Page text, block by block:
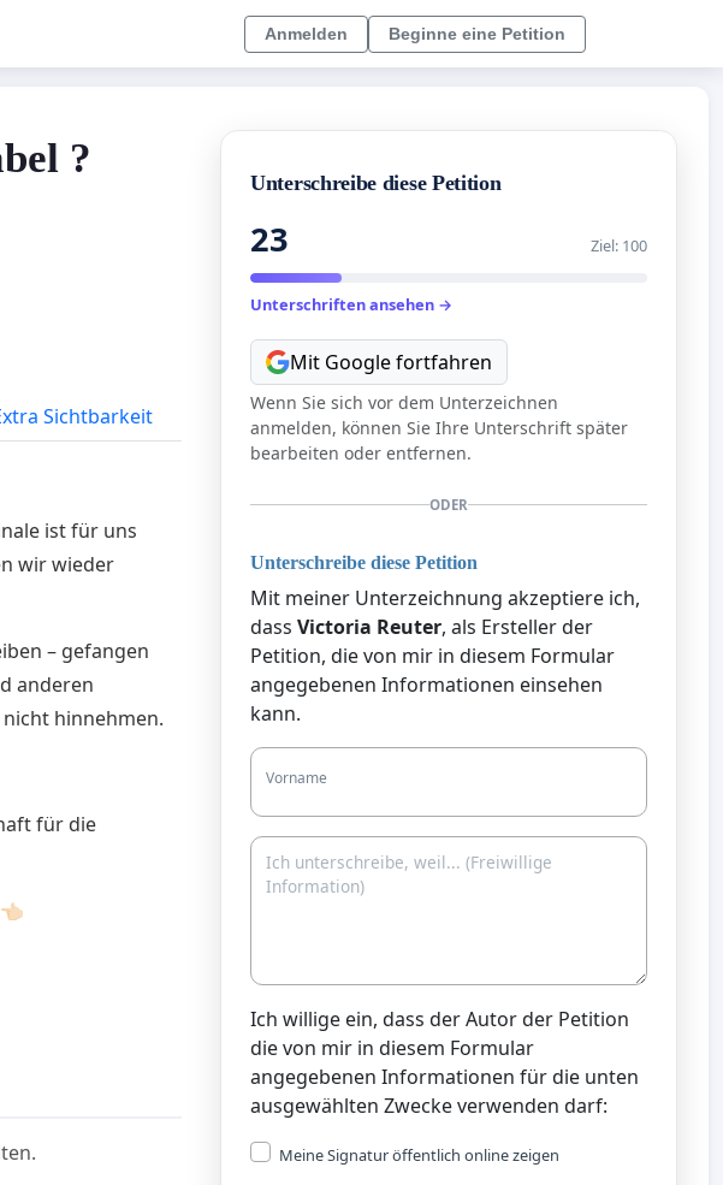
Anmelden Beginne eine Petition
?
Sichtbarkeit
ist für uns
wir wieder
– gefangen
anderen
hinnehmen.
für die
Unterschreibe diese Petition
23 Ziel: 100
Unterschriften ansehen →
Mit Google fortfahren
Wenn Sie sich vor dem Unterzeichnen
anmelden, können Sie Ihre Unterschrift später
bearbeiten oder entfernen.
ODER
Unterschreibe diese Petition
Mit meiner Unterzeichnung akzeptiere ich,
dass Victoria Reuter, als Ersteller der
Petition, die von mir in diesem Formular
angegebenen Informationen einsehen
kann.
Vorname
Ich willige ein, dass der Autor der Petition
die von mir in diesem Formular
angegebenen Informationen für die unten
ausgewählten Zwecke verwenden darf:
Meine Signatur öffentlich online zeigen